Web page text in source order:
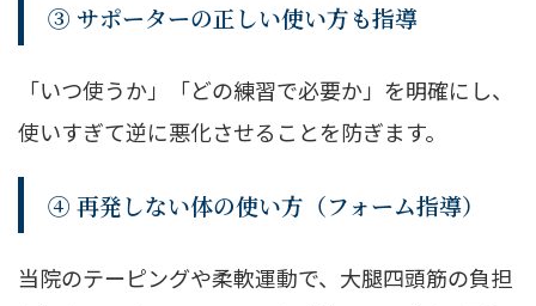
③ サポーターの正しい使い方も指導
「いつ使うか」「どの練習で必要か」を明確にし、
使いすぎて逆に悪化させることを防ぎます。
④ 再発しない体の使い方（フォーム指導）
当院のテーピングや柔軟運動で、大腿四頭筋の負担